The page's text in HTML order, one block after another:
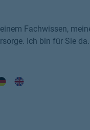
Fachwissen,
Ich bin für Sie da.